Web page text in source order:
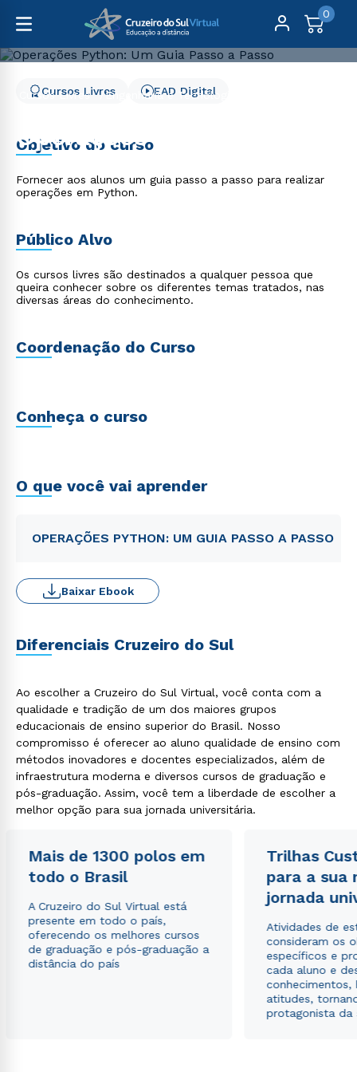
0
Cursos Livres
Engenharia e Tecnologia
Operações Python: Um
Guia Passo a Passo
Cursos Livres EAD Digital
Objetivo do curso
Fornecer aos alunos um guia passo a passo para realizar
operações em Python.
Público Alvo
Os cursos livres são destinados a qualquer pessoa que
queira conhecer sobre os diferentes temas tratados, nas
diversas áreas do conhecimento.
Coordenação do Curso
Conheça o curso
O que você vai aprender
OPERAÇÕES PYTHON: UM GUIA PASSO A PASSO
Baixar Ebook
Diferenciais Cruzeiro do Sul
Ao escolher a Cruzeiro do Sul Virtual, você conta com a
qualidade e tradição de um dos maiores grupos
educacionais de ensino superior do Brasil. Nosso
compromisso é oferecer ao aluno qualidade de ensino com
métodos inovadores e docentes especializados, além de
infraestrutura moderna e diversos cursos de graduação e
pós-graduação. Assim, você tem a liberdade de escolher a
melhor opção para sua jornada universitária.
Mais de 1300 polos em
todo o Brasil
A Cruzeiro do Sul Virtual está
presente em todo o país,
oferecendo os melhores cursos
de graduação e pós-graduação a
distância do país
Trilhas
para a sua
jornada
Atividades de
consideram os
específicos e
cada aluno e
conhecimentos,
atitudes,
protagonista da